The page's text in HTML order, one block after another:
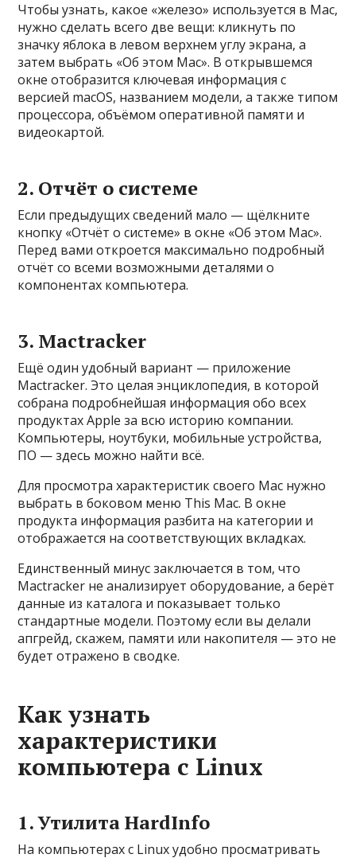
Чтобы узнать, какое «железо» используется в Mac,
нужно сделать всего две вещи: кликнуть по
значку яблока в левом верхнем углу экрана, а
затем выбрать «Об этом Mac». В открывшемся
окне отобразится ключевая информация с
версией macOS, названием модели, а также типом
процессора, объёмом оперативной памяти и
видеокартой.
2. Отчёт о системе
Если предыдущих сведений мало — щёлкните
кнопку «Отчёт о системе» в окне «Об этом Mac».
Перед вами откроется максимально подробный
отчёт со всеми возможными деталями о
компонентах компьютера.
3. Mactracker
Ещё один удобный вариант — приложение
Mactracker. Это целая энциклопедия, в которой
собрана подробнейшая информация обо всех
продуктах Apple за всю историю компании.
Компьютеры, ноутбуки, мобильные устройства,
ПО — здесь можно найти всё.
Для просмотра характеристик своего Mac нужно
выбрать в боковом меню This Mac. В окне
продукта информация разбита на категории и
отображается на соответствующих вкладках.
Единственный минус заключается в том, что
Mactracker не анализирует оборудование, а берёт
данные из каталога и показывает только
стандартные модели. Поэтому если вы делали
апгрейд, скажем, памяти или накопителя — это не
будет отражено в сводке.
Как узнать
характеристики
компьютера с Linux
1. Утилита HardInfo
На компьютерах с Linux удобно просматривать